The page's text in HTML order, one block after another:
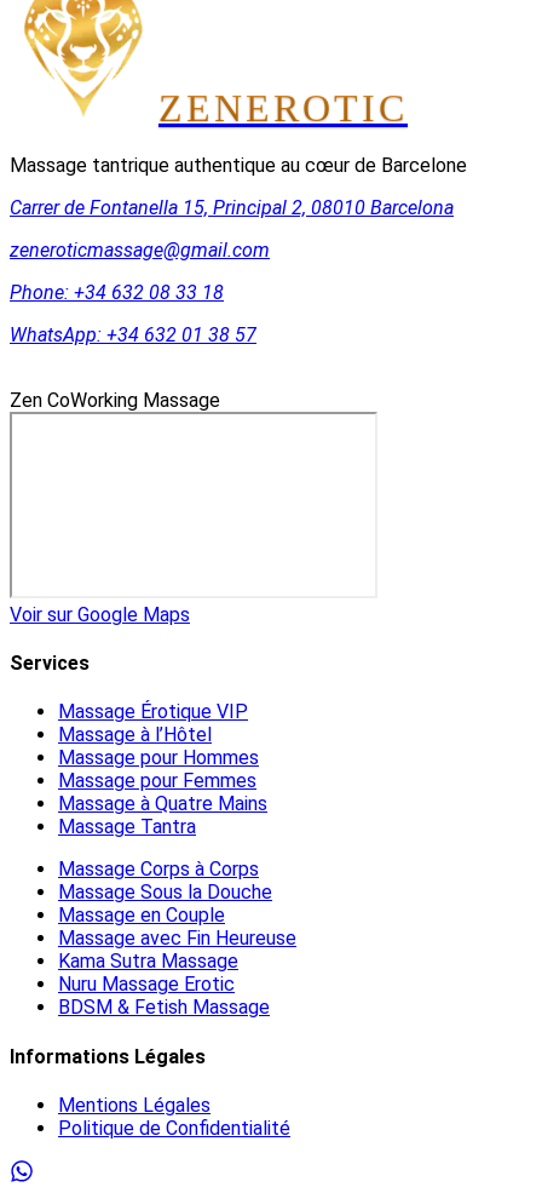
ZENEROTIC
Massage tantrique authentique au cœur de Barcelone
Carrer de Fontanella 15, Principal 2, 08010 Barcelona
zeneroticmassage@gmail.com
Phone: +34 632 08 33 18
WhatsApp: +34 632 01 38 57
Zen CoWorking Massage
Voir sur Google Maps
Services
Massage Érotique VIP
Massage à l’Hôtel
Massage pour Hommes
Massage pour Femmes
Massage à Quatre Mains
Massage Tantra
Massage Corps à Corps
Massage Sous la Douche
Massage en Couple
Massage avec Fin Heureuse
Kama Sutra Massage
Nuru Massage Erotic
BDSM & Fetish Massage
Informations Légales
Mentions Légales
Politique de Confidentialité